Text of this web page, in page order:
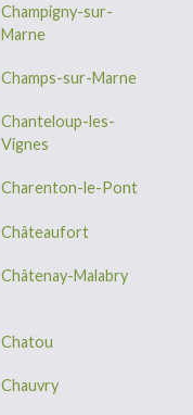
Champigny-sur-
Marne
Champs-sur-Marne
Chanteloup-les-
Vignes
Charenton-le-Pont
Châteaufort
Châtenay-Malabry
Chatou
Chauvry